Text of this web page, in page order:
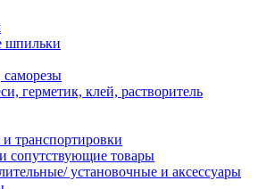
шпильки
герметик, клей, растворитель
транспортировки
сопутствующие товары
установочные и аксессуары